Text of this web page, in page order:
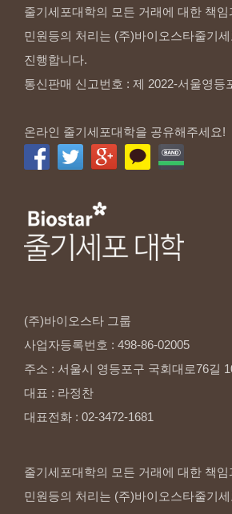
줄기세포대학의 모든 거래에 대한 책
민원등의 처리는 (주)바이오스타줄기
진행합니다.
통신판매 신고번호 : 제 2022-서울영등
온라인 줄기세포대학을 공유해주세요!
(주)바이오스타 그룹
사업자등록번호 : 498-86-02005
주소 : 서울시 영등포구 국회대로76길
대표 : 라정찬
대표전화 : 02-3472-1681
줄기세포대학의 모든 거래에 대한 책
민원등의 처리는 (주)바이오스타줄기